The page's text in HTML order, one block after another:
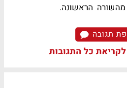
הראשונה.
תגובה
לקריאת כל התגובות